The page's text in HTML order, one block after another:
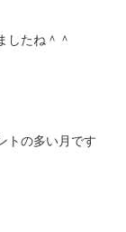
したね＾＾
トの多い月です